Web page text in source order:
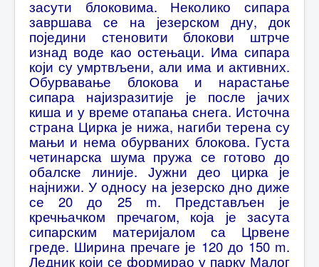
засути блоковима. Неколико сипара
завршава се на језерском дну, док
поједини стеновити блокови штрче
изнад воде као остењаци. Има сипара
који су умртвљени, али има и активних.
Обурвавање блокова и нарастање
сипара најизразитије је после јачих
киша и у време отапања снега. Источна
страна Цирка је нижа, нагиби терена су
мањи и нема обурваних блокова. Густа
четинарска шума пружа се готово до
обалске линије. Јужни део цирка је
најнижи. У односу на језерско дно диже
се 20 до 25 m. Представљен је
кречњачком пречагом, која је засута
сипарским материјалом са Црвене
греде. Ширина пречаге је 120 до 150 m.
Ледник који се формирао у парку Малог